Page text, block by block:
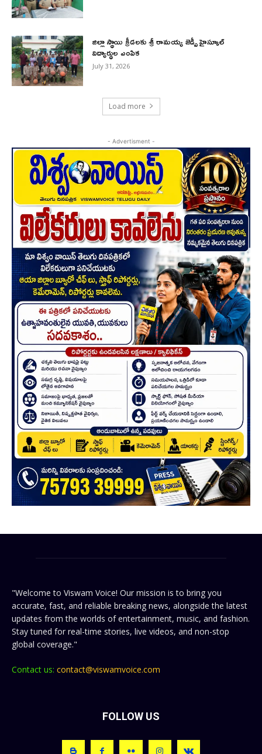
జిల్లా స్థాయి క్రీడలకు శ్రీ రామయ్య జెడ్పీ హైస్కూల్
విద్యార్థుల ఎంపిక
July 31, 2026
Load more
- Advertisment -
"Welcome to Viswam Voice! Our mission is to bring you
accurate, fast, and reliable breaking news, alongside the latest
updates from the worlds of entertainment, music, and fashion.
Stay tuned for real-time stories, live videos, and non-stop
global coverage."
Contact us: contact@viswamvoice.com
FOLLOW US